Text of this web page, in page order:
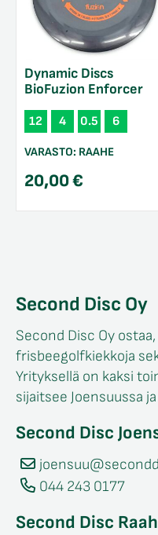
Dynamic Discs
BioFuzion Enforcer
12 4 0.5 6
VARASTO: RAAHE
20,00€
Second Disc Oy
Second Disc Oy
frisbeegolfkiekkoja
Yrityksellä on kaksi
sijaitsee Joensuussa
Second Disc
044 243 0177
Second Disc